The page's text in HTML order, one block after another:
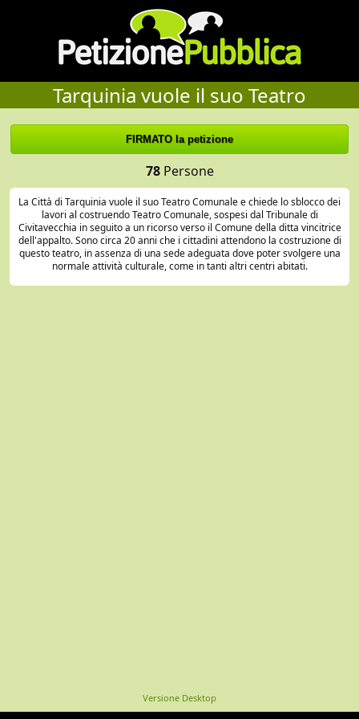
Tarquinia vuole il suo Teatro
78Persone
La Città di Tarquinia vuole il suo Teatro Comunale e chiede lo sblocco dei
lavori al costruendo Teatro Comunale, sospesi dal Tribunale di
Civitavecchia in seguito a un ricorso verso il Comune della ditta vincitrice
dell'appalto. Sono circa 20 anni che i cittadini attendono la costruzione di
questo teatro, in assenza di una sede adeguata dove poter svolgere una
normale attività culturale, come in tanti altri centri abitati.
Versione Desktop